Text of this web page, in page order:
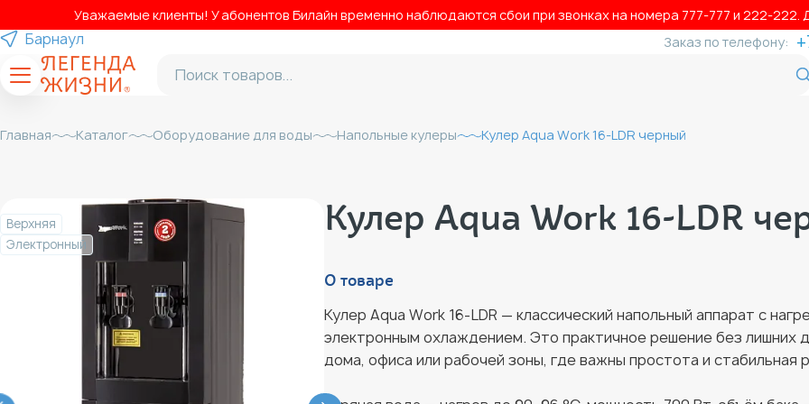
Уважаемые клиенты! У абонентов Билайн временно наблюдаются сбои при звонках на номера 777‑777 и 222‑222.
Барнаул Заказ по телефону:
Главная Каталог Оборудование для воды Напольные кулеры Кулер Aqua Work 16-LDR черный
Верхняя
Электронный
Кулер Aqua Work 16-LDR
О товаре
Кулер Aqua Work 16-LDR — классический напольный аппарат с
электронным охлаждением. Это практичное решение без лишних
дома, офиса или рабочей зоны, где важны простота и стабильная